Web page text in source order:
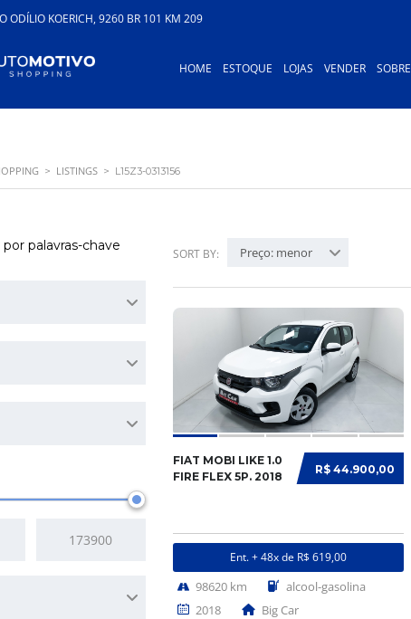
ODÍLIO KOERICH, 9260 BR 101 KM 209
HOME ESTOQUE LOJAS VENDER SOBRE
> LISTINGS > L15Z3-0313156
SORT BY: Preço: menor
R$ 44.900,00
FIAT MOBI LIKE 1.0
FIRE FLEX 5P. 2018
Ent. + 48x de R$ 619,00
98620 km
alcool-gasolina
2018
Big Car